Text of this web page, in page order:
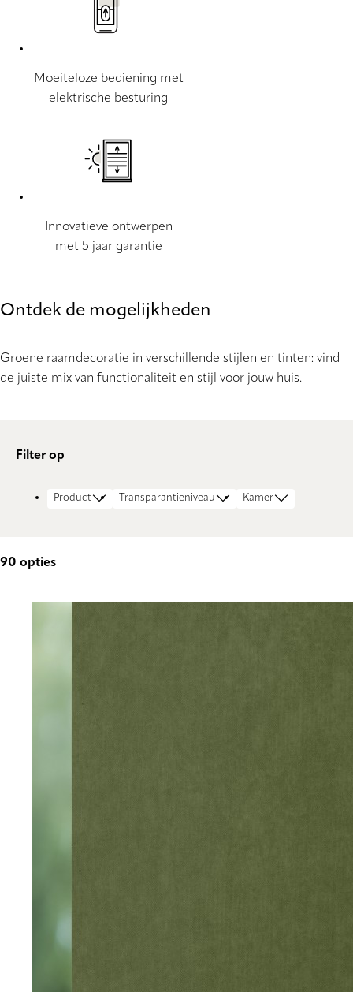
Moeiteloze bediening met
elektrische besturing
Innovatieve ontwerpen
met 5 jaar garantie
Ontdek de mogelijkheden
Groene raamdecoratie in verschillende stijlen en tinten: vind
de juiste mix van functionaliteit en stijl voor jouw huis.
Filter op
Product Transparantieniveau Kamer
90 opties